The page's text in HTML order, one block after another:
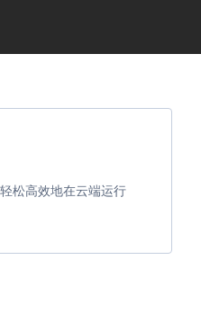
松高效地在云端运行